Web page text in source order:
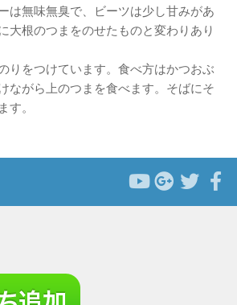
は無味無臭で、ビーツは少し甘みがあ
大根のつまをのせたものと変わりあり
りをつけています。食べ方はかつおぶ
ながら上のつまを食べます。そばにそ
す。